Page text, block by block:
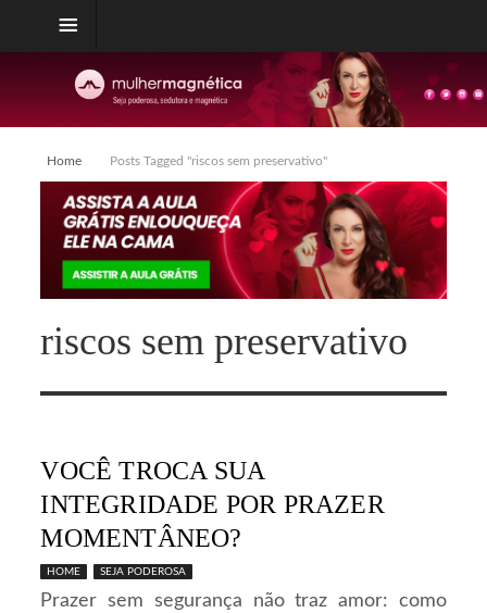
Home Posts Tagged "riscos sem preservativo"
riscos sem preservativo
VOCÊ TROCA SUA
INTEGRIDADE POR PRAZER
MOMENTÂNEO?
HOME SEJA PODEROSA
Prazer sem segurança não traz amor: como